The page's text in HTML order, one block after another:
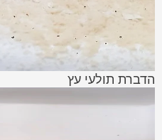
הדברת תולעי עץ